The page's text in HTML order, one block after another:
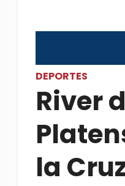
DEPORTES
River
la